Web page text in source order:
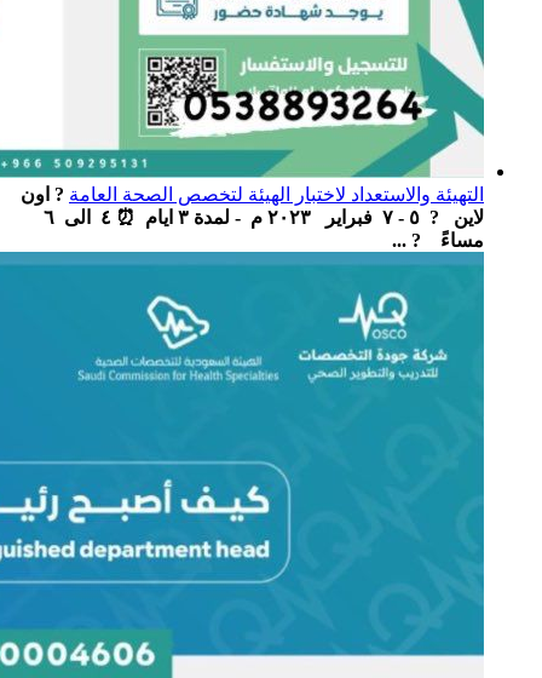
التهيئة والاستعداد لاختبار الهيئة لتخصص الصحة العامة ? اون
لاين ‏ ‏ ? ٥ - ٧ فبراير ٢٠٢٣ م - لمدة ٣ ايام ‏ ⏰ ٤ الى ٦
مساءً ‏ ? ...